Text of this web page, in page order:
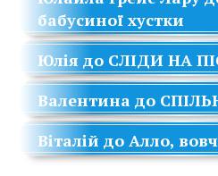
бабусиної хустки
Юлія до СЛІДИ НА
Валентина до
Віталій до Алло,